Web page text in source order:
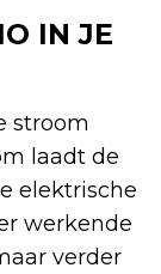
IN JE
stroom
laadt de
elektrische
werkende
verder